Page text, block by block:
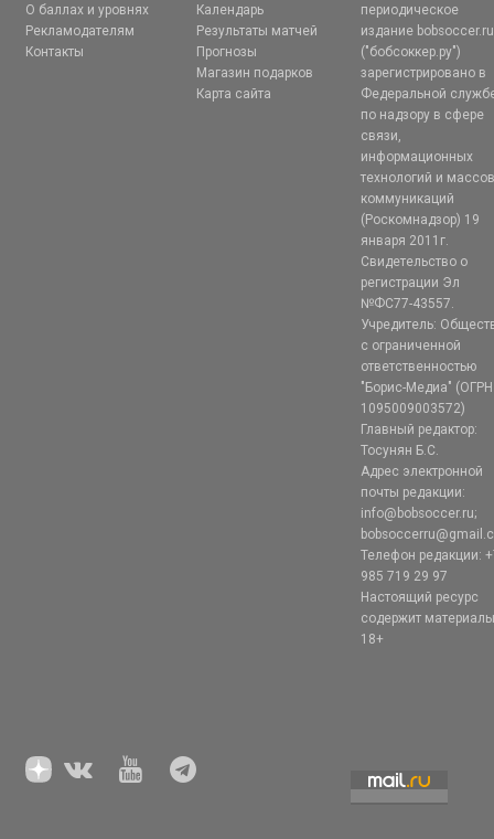
О баллах и уровнях
Рекламодателям
Контакты
Календарь
Результаты матчей
Прогнозы
Магазин подарков
Карта сайта
периодическое
издание bobsoccer.ru
("бобсоккер.ру")
зарегистрировано в
Федеральной
по надзору в сфере
связи,
информационных
технологий и
коммуникаций
(Роскомнадзор) 19
января 2011г.
Свидетельство о
регистрации Эл
№ФС77-43557.
Учредитель:
с ограниченной
ответственностью
"Борис-Медиа" (ОГРН
1095009003572)
Главный редактор:
Тосунян Б.С.
Адрес электронной
почты редакции:
info@bobsoccer.ru;
Телефон редакции:
985 719 29 97
Настоящий ресурс
содержит
18+